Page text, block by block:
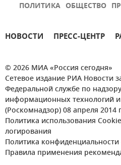
ПОЛИТИКА ОБЩЕСТВО
НОВОСТИ ПРЕСС-ЦЕНТР
© 2026 МИА «Россия сегодня»
Сетевое издание РИА Новости
Федеральной службе по
информационных технологий
(Роскомнадзор) 08 апреля 2014
Политика использования
логирования
Политика конфиденциальности
Правила применения